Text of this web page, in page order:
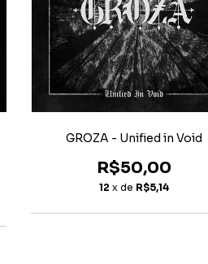
GROZA - Unified in Void
R$50,00
12 x de R$5,14